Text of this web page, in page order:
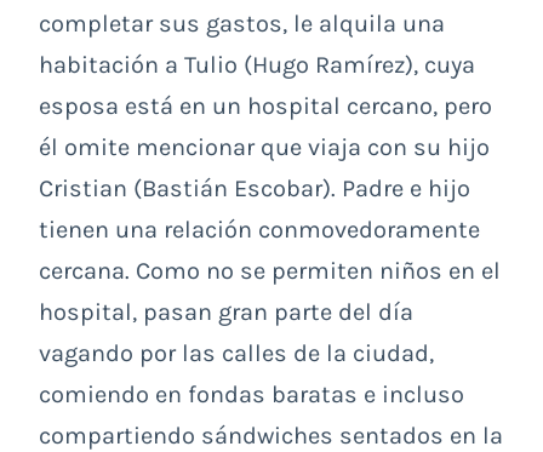
completar sus gastos, le alquila una
habitación a Tulio (Hugo Ramírez), cuya
esposa está en un hospital cercano, pero
él omite mencionar que viaja con su hijo
Cristian (Bastián Escobar). Padre e hijo
tienen una relación conmovedoramente
cercana. Como no se permiten niños en el
hospital, pasan gran parte del día
vagando por las calles de la ciudad,
comiendo en fondas baratas e incluso
compartiendo sándwiches sentados en la